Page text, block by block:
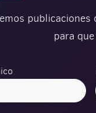
para